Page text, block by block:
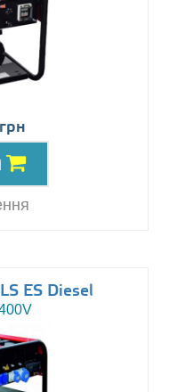
грн
ES Diesel